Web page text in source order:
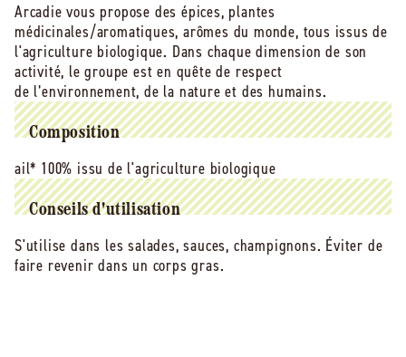
Ail
bio
en
poudre
(origine
France)
-
g
Ail
bio
en
poudre
(origine
France)
-
g
Arcadie vous propose des épices, plantes
médicinales/aromatiques, arômes du monde, tous issus de
l'agriculture biologique. Dans chaque dimension de son
activité, le groupe est en quête de respect
de l’environnement, de la nature et des humains.
Composition
ail* 100% issu de l'agriculture biologique
Conseils d'utilisation
S'utilise dans les salades, sauces, champignons. Éviter de
faire revenir dans un corps gras.